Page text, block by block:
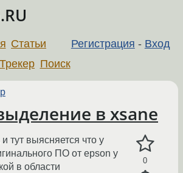
Регистрация - Вход
Статьи
Трекер Поиск
в xsane
0
тут выясняется что у
ПО от epson у
в области